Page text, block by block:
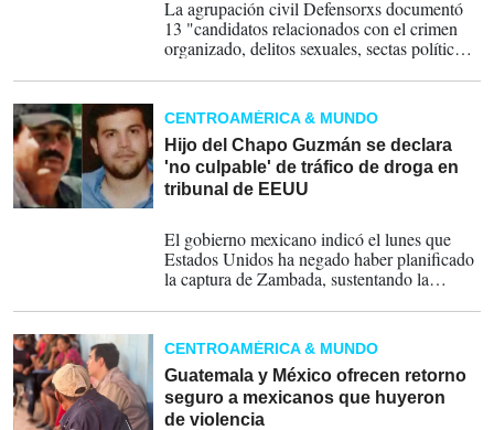
La agrupación civil Defensorxs documentó
13 "candidatos relacionados con el crimen
organizado, delitos sexuales, sectas político-
‘Justicia en la mira’, donde resalta Silvia
Rocío Delgado, exabogada del capo Joaquín
‘El Chapo’ Guzmán Loera.
CENTROAMÉRICA & MUNDO
Hijo del Chapo Guzmán se declara
'no culpable' de tráfico de droga en
tribunal de EEUU
El gobierno mexicano indicó el lunes que
Estados Unidos ha negado haber planificado
la captura de Zambada, sustentando la
CENTROAMÉRICA & MUNDO
Guatemala y México ofrecen retorno
seguro a mexicanos que huyeron
de violencia